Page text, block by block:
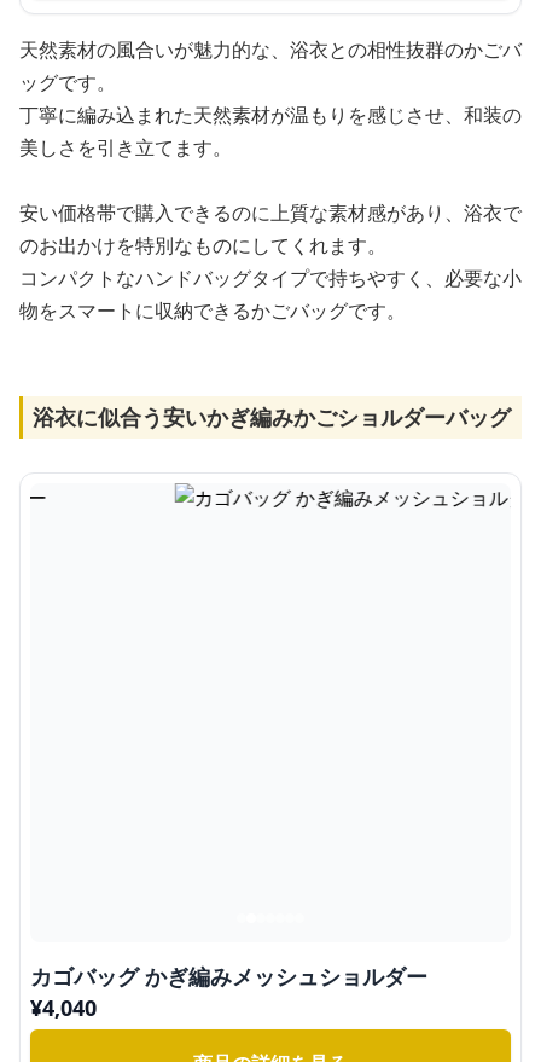
天然素材の風合いが魅力的な、浴衣との相性抜群のかごバ
ッグです。
丁寧に編み込まれた天然素材が温もりを感じさせ、和装の
美しさを引き立てます。
安い価格帯で購入できるのに上質な素材感があり、浴衣で
のお出かけを特別なものにしてくれます。
コンパクトなハンドバッグタイプで持ちやすく、必要な小
物をスマートに収納できるかごバッグです。
浴衣に似合う安いかぎ編みかごショルダーバッグ
カゴバッグ かぎ編みメッシュショルダー
¥4,040